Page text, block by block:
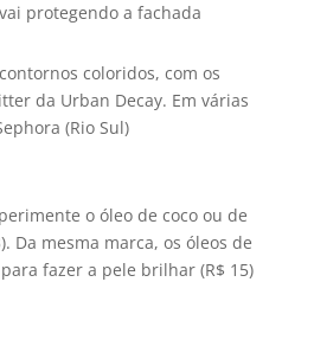
protegendo a fachada
coloridos, com os
da Urban Decay. Em várias
(Rio Sul)
o óleo de coco ou de
Da mesma marca, os óleos de
fazer a pele brilhar (R$ 15)